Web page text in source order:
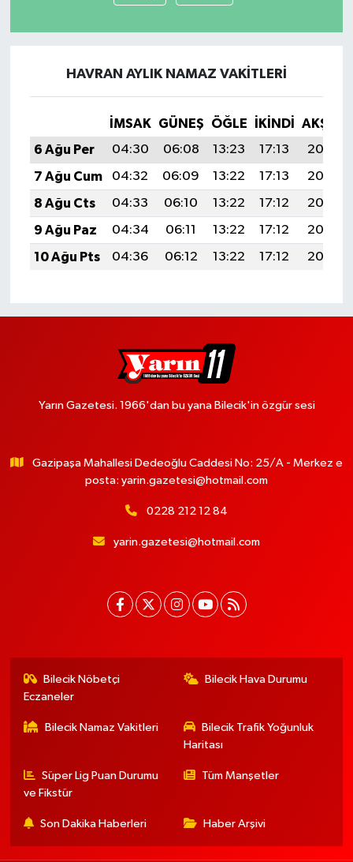
HAVRAN AYLIK NAMAZ VAKITLERI
İMSAK GÜNEŞ ÖĞLE İKINDI
AKŞAM
6 Ağu Per
04:30 06:08 13:23 17:13
20:27
7 Ağu Cum
04:32 06:09 13:22 17:13
20:26
8 Ağu Cts
04:33 06:10 13:22 17:12
20:25
9 Ağu Paz
04:34 06:11 13:22 17:12
20:23
10 Ağu Pts
04:36 06:12 13:22 17:12 20:22
Yarın Gazetesi. 1966'dan bu yana Bilecik'in özgür sesi
Gazipaşa Mahallesi Dedeoğlu Caddesi No: 25/A - Merkez e
posta: yarin.gazetesi@hotmail.com
0228 212 12 84
yarin.gazetesi@hotmail.com
Bilecik Nöbetçi
Eczaneler
Bilecik Hava Durumu
Bilecik Namaz Vakitleri
Bilecik Trafik Yoğunluk
Haritası
Süper Lig Puan Durumu
ve Fikstür
Tüm Manşetler
Son Dakika Haberleri Haber Arşivi